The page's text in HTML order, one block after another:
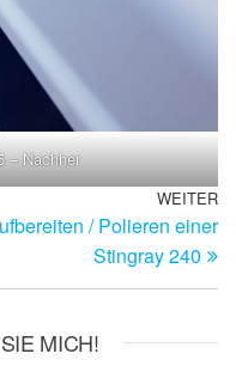
– Nachher
WEITER
/ Polieren einer
Stingray 240
MICH!